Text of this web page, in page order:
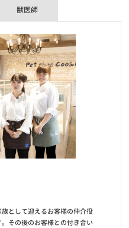
獣医師
として迎えるお客様の仲介役
その後のお客様との付き合い